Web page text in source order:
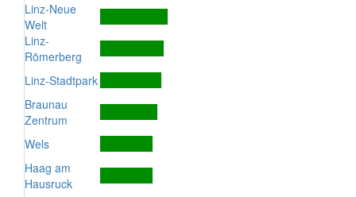
Linz-Neue
Welt
Linz-
Römerberg
Linz-Stadtpark
Braunau
Zentrum
Wels
Haag am
Hausruck